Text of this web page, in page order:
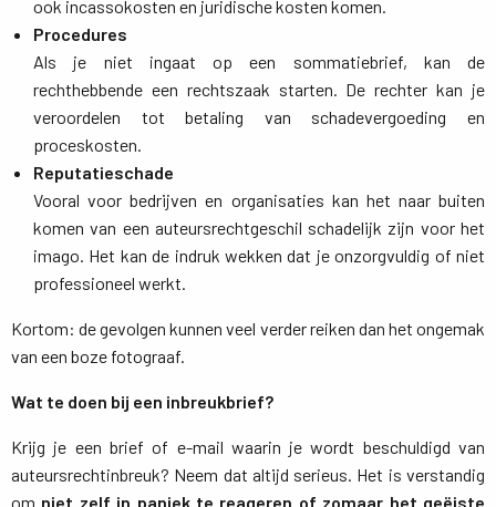
ook incassokosten en juridische kosten komen.
Procedures
Als je niet ingaat op een sommatiebrief, kan de
rechthebbende een rechtszaak starten. De rechter kan je
veroordelen tot betaling van schadevergoeding en
proceskosten.
Reputatieschade
Vooral voor bedrijven en organisaties kan het naar buiten
komen van een auteursrechtgeschil schadelijk zijn voor het
imago. Het kan de indruk wekken dat je onzorgvuldig of niet
professioneel werkt.
Kortom: de gevolgen kunnen veel verder reiken dan het ongemak
van een boze fotograaf.
Wat te doen bij een inbreukbrief?
Krijg je een brief of e-mail waarin je wordt beschuldigd van
auteursrechtinbreuk? Neem dat altijd serieus. Het is verstandig
om niet zelf in paniek te reageren of zomaar het geëiste